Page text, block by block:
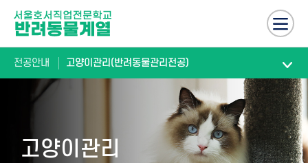
전공안내 고양이관리(반려동물관리전공)
고양이관리